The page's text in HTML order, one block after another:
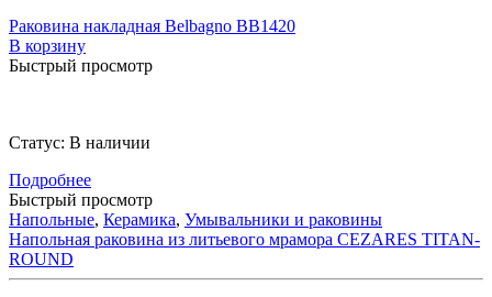
Раковина накладная Belbagno BB1420
В корзину
Быстрый просмотр
Статус: В наличии
Подробнее
Быстрый просмотр
Напольные, Керамика, Умывальники и раковины
Напольная раковина из литьевого мрамора CEZARES TITAN-
ROUND